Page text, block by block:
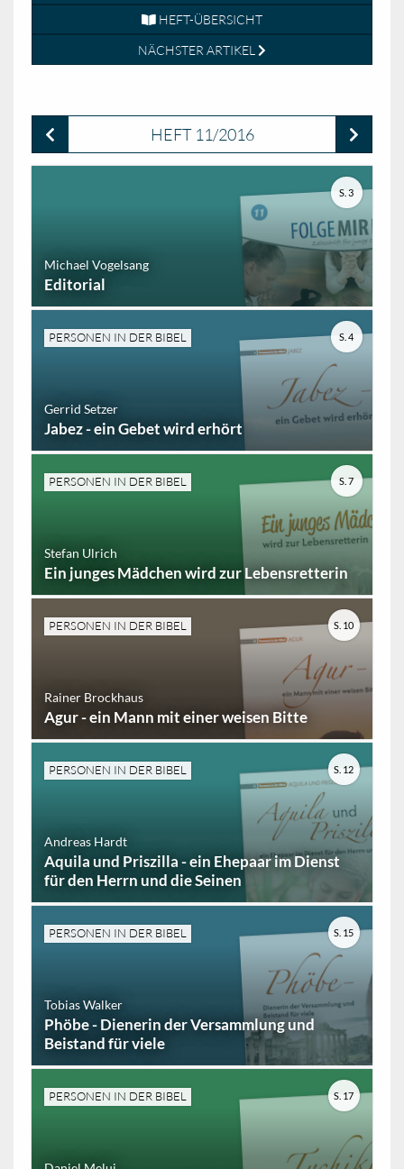
HEFT-ÜBERSICHT
NÄCHSTER ARTIKEL
HEFT 11/2016
Michael Vogelsang
Editorial
S. 3
PERSONEN IN DER BIBEL
Gerrid Setzer
Jabez - ein Gebet wird erhört
S. 4
PERSONEN IN DER BIBEL
Stefan Ulrich
Ein junges Mädchen wird zur Lebensretterin
S. 7
PERSONEN IN DER BIBEL
Rainer Brockhaus
Agur - ein Mann mit einer weisen Bitte
S. 10
PERSONEN IN DER BIBEL
Andreas Hardt
Aquila und Priszilla - ein Ehepaar im Dienst
für den Herrn und die Seinen
S. 12
PERSONEN IN DER BIBEL
Tobias Walker
Phöbe - Dienerin der Versammlung und
Beistand für viele
S. 15
PERSONEN IN DER BIBEL S. 17